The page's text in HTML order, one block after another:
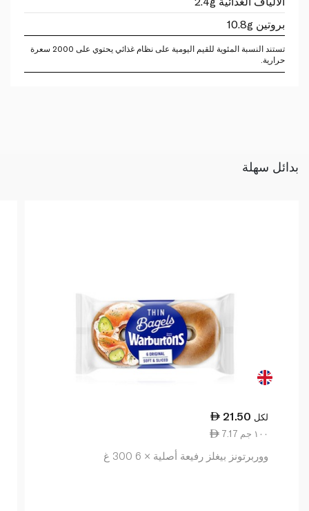
بروتين 10.8g
تستند النسبة المئوية للقيم اليومية على نظام غذائي يحتوي على 2000 سعرة
حرارية.
بدائل سهلة
21.50 لكل
7.17 ١٠٠ جم
ووربرتونز بيغلز رفيعة أصلية × 6 300 غ